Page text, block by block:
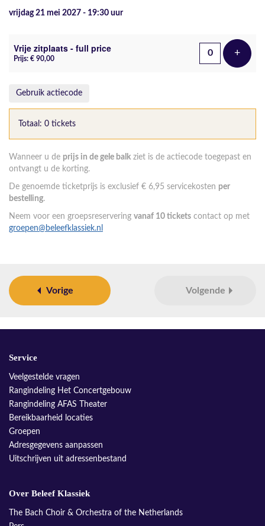
vrijdag 21 mei 2027 - 19:30 uur
Vrije zitplaats - full price
Prijs: € 90,00 +Voeg
Gebruik actiecode
Totaal: 0 tickets
Wanneer u de prijs in de gele balk ziet is de actiecode toegepast en
ontvangt u de korting.
De genoemde ticketprijs is exclusief € 6,95 servicekosten per
bestelling.
Neem voor een groepsreservering vanaf 10 tickets contact op met
groepen@beleefklassiek.nl
Vorige Volgende
Service
Veelgestelde vragen
Rangindeling Het Concertgebouw
Rangindeling AFAS Theater
Bereikbaarheid locaties
Groepen
Adresgegevens aanpassen
Uitschrijven uit adressenbestand
Over Beleef Klassiek
The Bach Choir & Orchestra of the Netherlands